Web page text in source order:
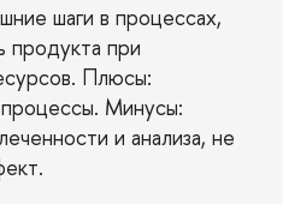
шаги в процессах,
продукта при
Плюсы:
Минусы:
и анализа, не